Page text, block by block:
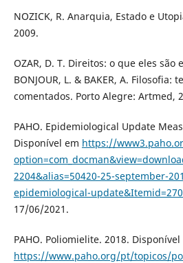
NOZICK, R. Anarquia, Estado e
2009.
OZAR, D. T. Direitos: o que eles são
BONJOUR, L. & BAKER, A. Filosofia:
comentados. Porto Alegre: Artmed,
PAHO. Epidemiological Update
Disponível em https://
2204&alias=50420-25-september-
epidemiological-
17/06/2021.
PAHO. Poliomielite. 2018. Disponível
https://www.paho.org/pt/topicos/